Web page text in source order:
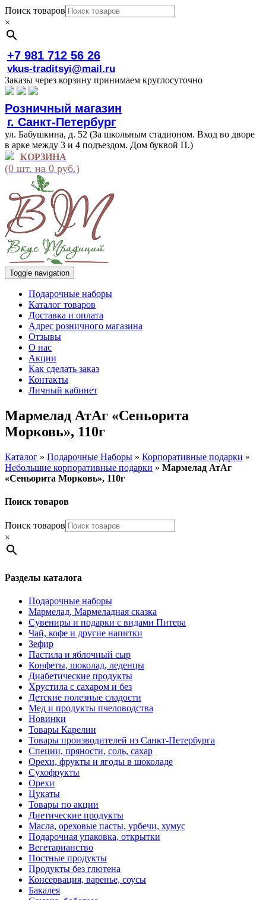
Поиск товаров
×
+7 981 712 56 26
vkus-traditsyi@mail.ru
Заказы через корзину принимаем круглосуточно
Розничный магазин
г. Санкт-Петербург
ул. Бабушкина, д. 52 (За школьным стадионом. Вход во дворе
в арке между 3 и 4 подъездом. Дом буквой П.)
КОРЗИНА
(0 шт. на 0 руб.)
Toggle navigation
Подарочные наборы
Каталог товаров
Доставка и оплата
Адрес розничного магазина
Отзывы
О нас
Акции
Как сделать заказ
Контакты
Личный кабинет
Мармелад АтАг «Сеньорита
Морковь», 110г
Каталог » Подарочные Наборы » Корпоративные подарки »
Небольшие корпоративные подарки » Мармелад АтАг
«Сеньорита Морковь», 110г
Поиск товаров
Поиск товаров
×
Разделы каталога
Подарочные наборы
Мармелад, Мармеладная сказка
Сувениры и подарки с видами Питера
Чай, кофе и другие напитки
Зефир
Пастила и яблочный сыр
Конфеты, шоколад, леденцы
Диабетические продукты
Хрустила с сахаром и без
Детские полезные сладости
Мед и продукты пчеловодства
Новинки
Товары Карелии
Товары производителей из Санкт-Петербурга
Специи, пряности, соль, сахар
Орехи, фрукты и ягоды в шоколаде
Сухофрукты
Орехи
Цукаты
Товары по акции
Диетические продукты
Масла, ореховые пасты, урбечи, хумус
Подарочная упаковка, открытки
Вегетарианство
Постные продукты
Продукты без глютена
Консервация, варенье, соусы
Бакалея